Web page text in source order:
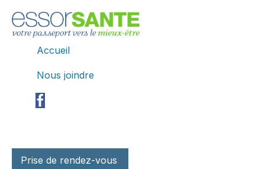
Accueil
Nous joindre
Prise de rendez-vous